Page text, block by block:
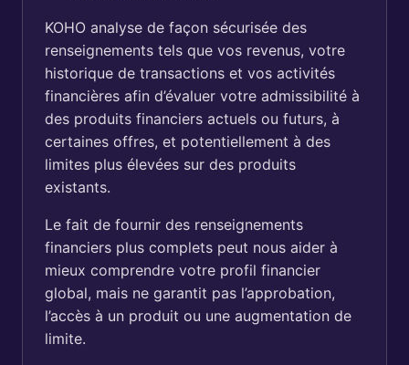
KOHO analyse de façon sécurisée des
renseignements tels que vos revenus, votre
historique de transactions et vos activités
financières afin d’évaluer votre admissibilité à
des produits financiers actuels ou futurs, à
certaines offres, et potentiellement à des
limites plus élevées sur des produits
existants.
Le fait de fournir des renseignements
financiers plus complets peut nous aider à
mieux comprendre votre profil financier
global, mais ne garantit pas l’approbation,
l’accès à un produit ou une augmentation de
limite.